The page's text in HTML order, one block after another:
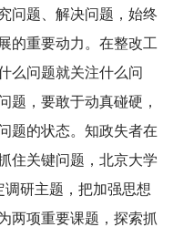
问题、解决问题，始终
的重要动力。在整改工
么问题就关注什么问
题，要敢于动真碰硬，
题的状态。知政失者在
住关键问题，北京大学
研主题，把加强思想
两项重要课题，探索抓